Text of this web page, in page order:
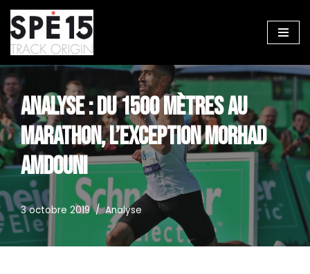
Aller
au
contenu
ANALYSE : DU 1500 MÈTRES AU
MARATHON, L’EXCEPTION MORHAD
AMDOUNI
3 octobre 2019 Analyse